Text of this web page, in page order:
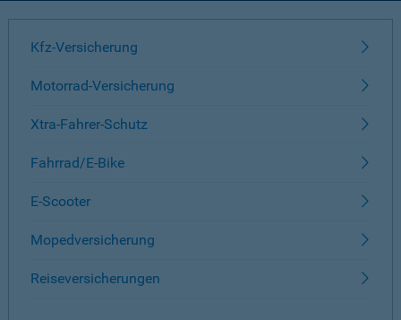
Kfz-Versicherung
Motorrad-Versicherung
Xtra-Fahrer-Schutz
Fahrrad/E-Bike
E-Scooter
Mopedversicherung
Reiseversicherungen